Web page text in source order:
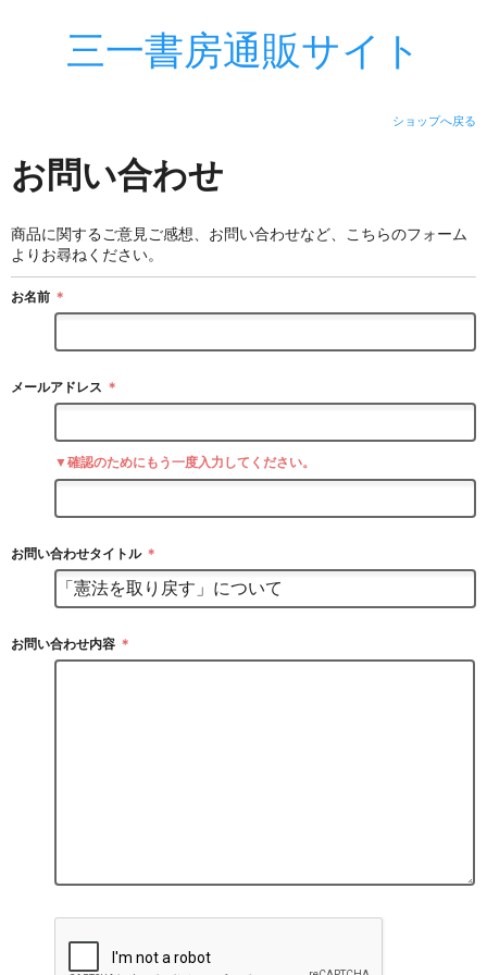
三一書房通販サイト
ショップへ戻る
お問い合わせ
商品に関するご意見ご感想、お問い合わせなど、こちらのフォーム
よりお尋ねください。
お名前 ＊
メールアドレス ＊
▼確認のためにもう一度入力してください。
お問い合わせタイトル ＊
お問い合わせ内容 ＊